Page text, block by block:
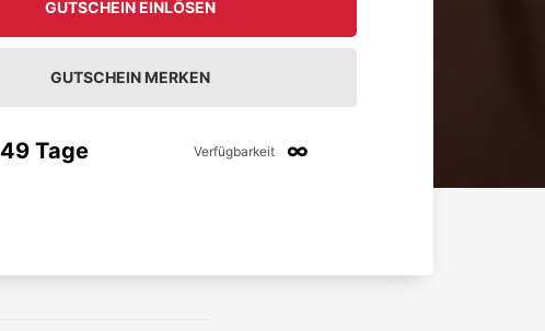
GUTSCHEIN EINLÖSEN
GUTSCHEIN MERKEN
49 Tage Verfügbarkeit ∞